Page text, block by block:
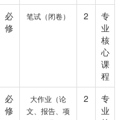
必
修
笔试（闭卷） 2
专
业
核
心
课
程
必
修
大作业（论
文、报告、项
2
专
业